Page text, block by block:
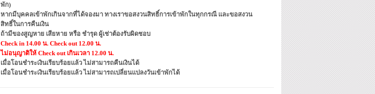
พัก)
หากมีบุคคลเข้าพักเกินจากที่ได้จองมา ทางเราขอสงวนสิทธิ์การเข้าพักในทุกกรณี และขอสงวน
สิทธิ์ในการคืนเงิน
ถ้ามีของสูญหาย เสียหาย หรือ ชำรุด ผู้เช่าต้องรับผิดชอบ
Check in 14.00 น. Check out 12.00 น.
ไม่อนุญาติให้ Check out เกินเวลา 12.00 น.
เมื่อโอนชำระเงินเรียบร้อยแล้ว ไม่สามารถคืนเงินได้
เมื่อโอนชำระเงินเรียบร้อยแล้ว ไม่สามารถเปลี่ยนแปลงวันเข้าพักได้